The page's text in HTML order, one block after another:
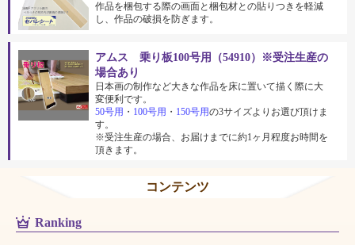
作品を梱包する際の画面と梱包材との貼りつきを軽減
し、作品の破損を防ぎます。
アムス 乗り板100号用（54910）※受注生産の
場合あり
日本画の制作など大きな作品を床に置いて描く際に大
変便利です。
50号用 ・ 100号用 ・ 150号用の3サイズよりお選び頂けま
す。
※受注生産の場合、お届けまでに約1ヶ月程度お時間を
頂きます。
コンテンツ
Ranking